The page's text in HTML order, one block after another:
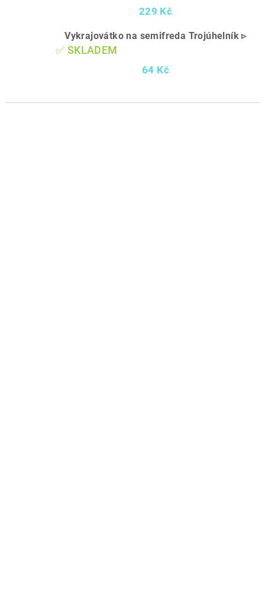
229 Kč
Vykrajovátko na semifreda Trojúhelník ▹
✅ SKLADEM
64 Kč